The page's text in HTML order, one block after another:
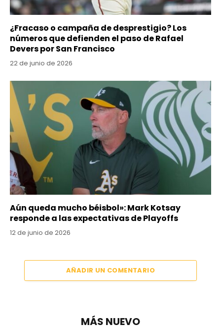
¿Fracaso o campaña de desprestigio? Los
números que defienden el paso de Rafael
Devers por San Francisco
22 de junio de 2026
Aún queda mucho béisbol»: Mark Kotsay
responde a las expectativas de Playoffs
12 de junio de 2026
AÑADIR UN COMENTARIO
MÁS NUEVO